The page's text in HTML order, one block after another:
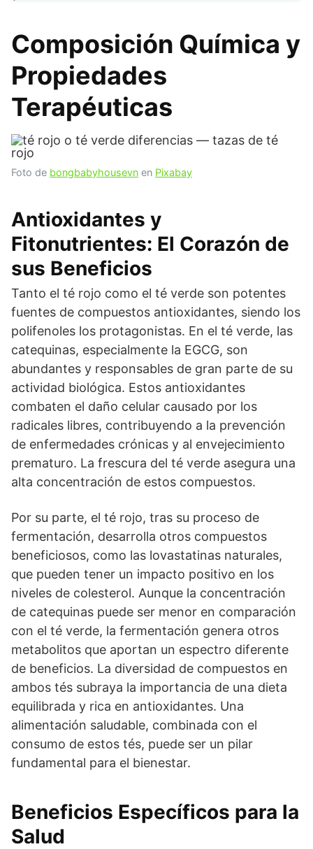
Composición Química y
Propiedades
Terapéuticas
Foto de bongbabyhousevn en Pixabay
Antioxidantes y
Fitonutrientes: El Corazón de
sus Beneficios
Tanto el té rojo como el té verde son potentes
fuentes de compuestos antioxidantes, siendo los
polifenoles los protagonistas. En el té verde, las
catequinas, especialmente la EGCG, son
abundantes y responsables de gran parte de su
actividad biológica. Estos antioxidantes
combaten el daño celular causado por los
radicales libres, contribuyendo a la prevención
de enfermedades crónicas y al envejecimiento
prematuro. La frescura del té verde asegura una
alta concentración de estos compuestos.
Por su parte, el té rojo, tras su proceso de
fermentación, desarrolla otros compuestos
beneficiosos, como las lovastatinas naturales,
que pueden tener un impacto positivo en los
niveles de colesterol. Aunque la concentración
de catequinas puede ser menor en comparación
con el té verde, la fermentación genera otros
metabolitos que aportan un espectro diferente
de beneficios. La diversidad de compuestos en
ambos tés subraya la importancia de una dieta
equilibrada y rica en antioxidantes. Una
alimentación saludable, combinada con el
consumo de estos tés, puede ser un pilar
fundamental para el bienestar.
Beneficios Específicos para la
Salud